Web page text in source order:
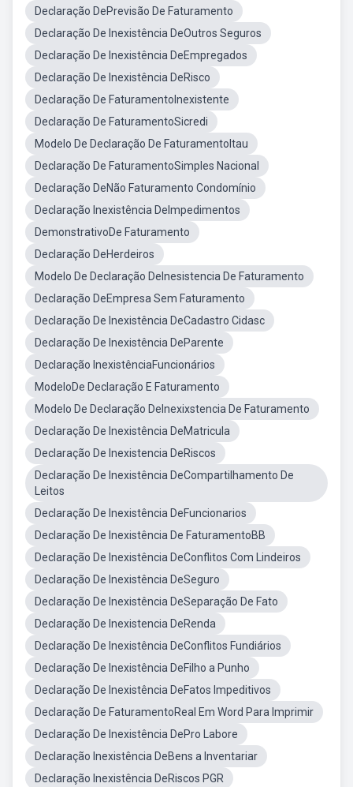
Declaração DePrevisão De Faturamento
Declaração De Inexistência DeOutros Seguros
Declaração De Inexistência DeEmpregados
Declaração De Inexistência DeRisco
Declaração De FaturamentoInexistente
Declaração De FaturamentoSicredi
Modelo De Declaração De FaturamentoItau
Declaração De FaturamentoSimples Nacional
Declaração DeNão Faturamento Condomínio
Declaração Inexistência DeImpedimentos
DemonstrativoDe Faturamento
Declaração DeHerdeiros
Modelo De Declaração DeInesistencia De Faturamento
Declaração DeEmpresa Sem Faturamento
Declaração De Inexistência DeCadastro Cidasc
Declaração De Inexistência DeParente
Declaração InexistênciaFuncionários
ModeloDe Declaração E Faturamento
Modelo De Declaração DeInexixstencia De Faturamento
Declaração De Inexistência DeMatricula
Declaração De Inexistencia DeRiscos
Declaração De Inexistência DeCompartilhamento De
Leitos
Declaração De Inexistência DeFuncionarios
Declaração De Inexistência De FaturamentoBB
Declaração De Inexistência DeConflitos Com Lindeiros
Declaração De Inexistência DeSeguro
Declaração De Inexistência DeSeparação De Fato
Declaração De Inexistencia DeRenda
Declaração De Inexistência DeConflitos Fundiários
Declaração De Inexistência DeFilho a Punho
Declaração De Inexistência DeFatos Impeditivos
Declaração De FaturamentoReal Em Word Para Imprimir
Declaração De Inexistência DePro Labore
Declaração Inexistência DeBens a Inventariar
Declaração Inexistência DeRiscos PGR